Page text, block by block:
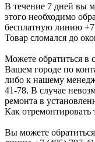
В течение 7 дней вы
этого необходимо
бесплатную линию
Товар сломался до
Можете обратиться в
Вашем городе по
либо к нашему
41-78. В случае
ремонта в
Как отремонтировать
Вы можете